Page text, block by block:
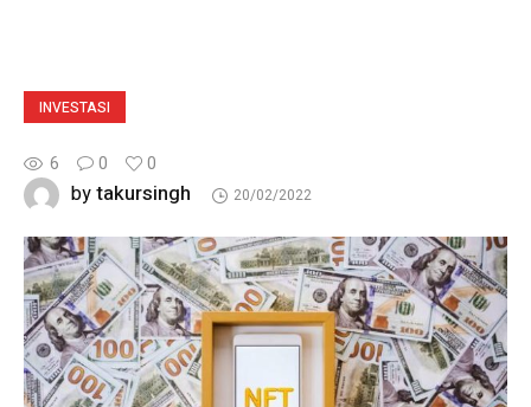
INVESTASI
6 0 0
bytakursingh 20/02/2022